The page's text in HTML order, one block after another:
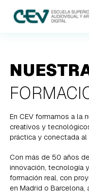
ADMISIONES
ACTUALIDAD
ESCUELA
CONTACTO
RESERVAR PLAZA
En CEV formamos a la
creativos y
práctica y conectada al
Con más de 50 años
innovación, tecnología
formación real, con
en Madrid o